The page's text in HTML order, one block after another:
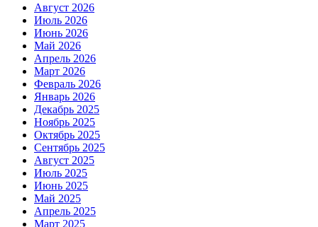
Август 2026
Июль 2026
Июнь 2026
Май 2026
Апрель 2026
Март 2026
Февраль 2026
Январь 2026
Декабрь 2025
Ноябрь 2025
Октябрь 2025
Сентябрь 2025
Август 2025
Июль 2025
Июнь 2025
Май 2025
Апрель 2025
Март 2025